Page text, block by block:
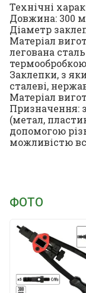
Технічні
Довжина: 300
Діаметр
Матеріал
легована
Заклепки, з
сталеві,
Матеріал
Призначення:
(метал,
допомогою
можливістю
ФОТО